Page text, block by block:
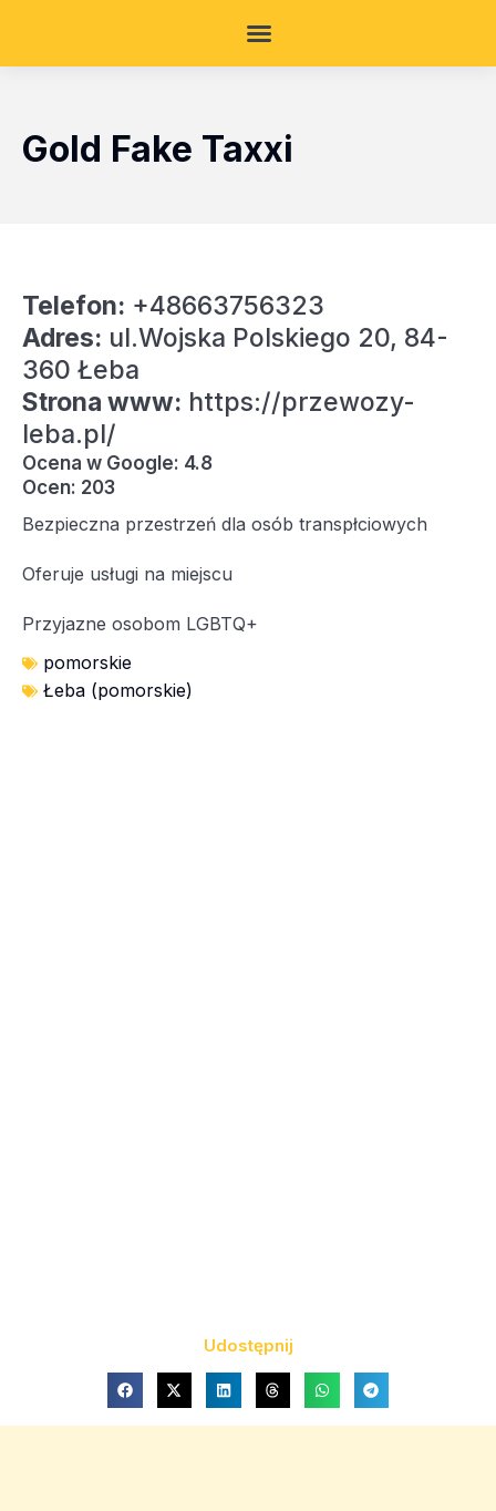
Gold Fake Taxxi
Telefon: +48663756323
Adres: ul.Wojska Polskiego 20, 84-
360 Łeba
Strona www: https://przewozy-
leba.pl/
Ocena w Google: 4.8
Ocen: 203
Bezpieczna przestrzeń dla osób transpłciowych
Oferuje usługi na miejscu
Przyjazne osobom LGBTQ+
pomorskie
Łeba (pomorskie)
Udostępnij